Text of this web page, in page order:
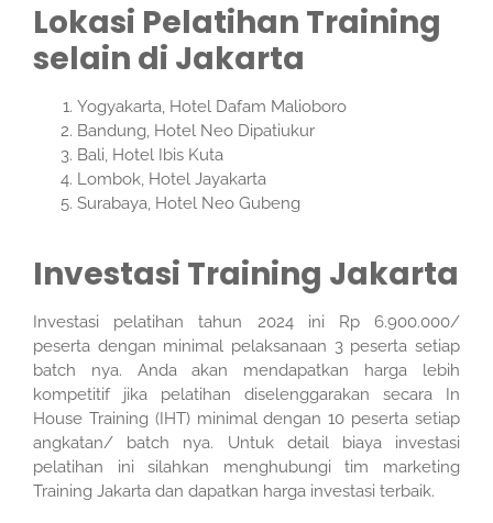
Lokasi Pelatihan Training
selain di Jakarta
Yogyakarta, Hotel Dafam Malioboro
Bandung, Hotel Neo Dipatiukur
Bali, Hotel Ibis Kuta
Lombok, Hotel Jayakarta
Surabaya, Hotel Neo Gubeng
Investasi Training Jakarta
Investasi pelatihan tahun 2024 ini Rp 6.900.000/
peserta dengan minimal pelaksanaan 3 peserta setiap
batch nya. Anda akan mendapatkan harga lebih
kompetitif jika pelatihan diselenggarakan secara In
House Training (IHT) minimal dengan 10 peserta setiap
angkatan/ batch nya. Untuk detail biaya investasi
pelatihan ini silahkan menghubungi tim marketing
Training Jakarta dan dapatkan harga investasi terbaik.